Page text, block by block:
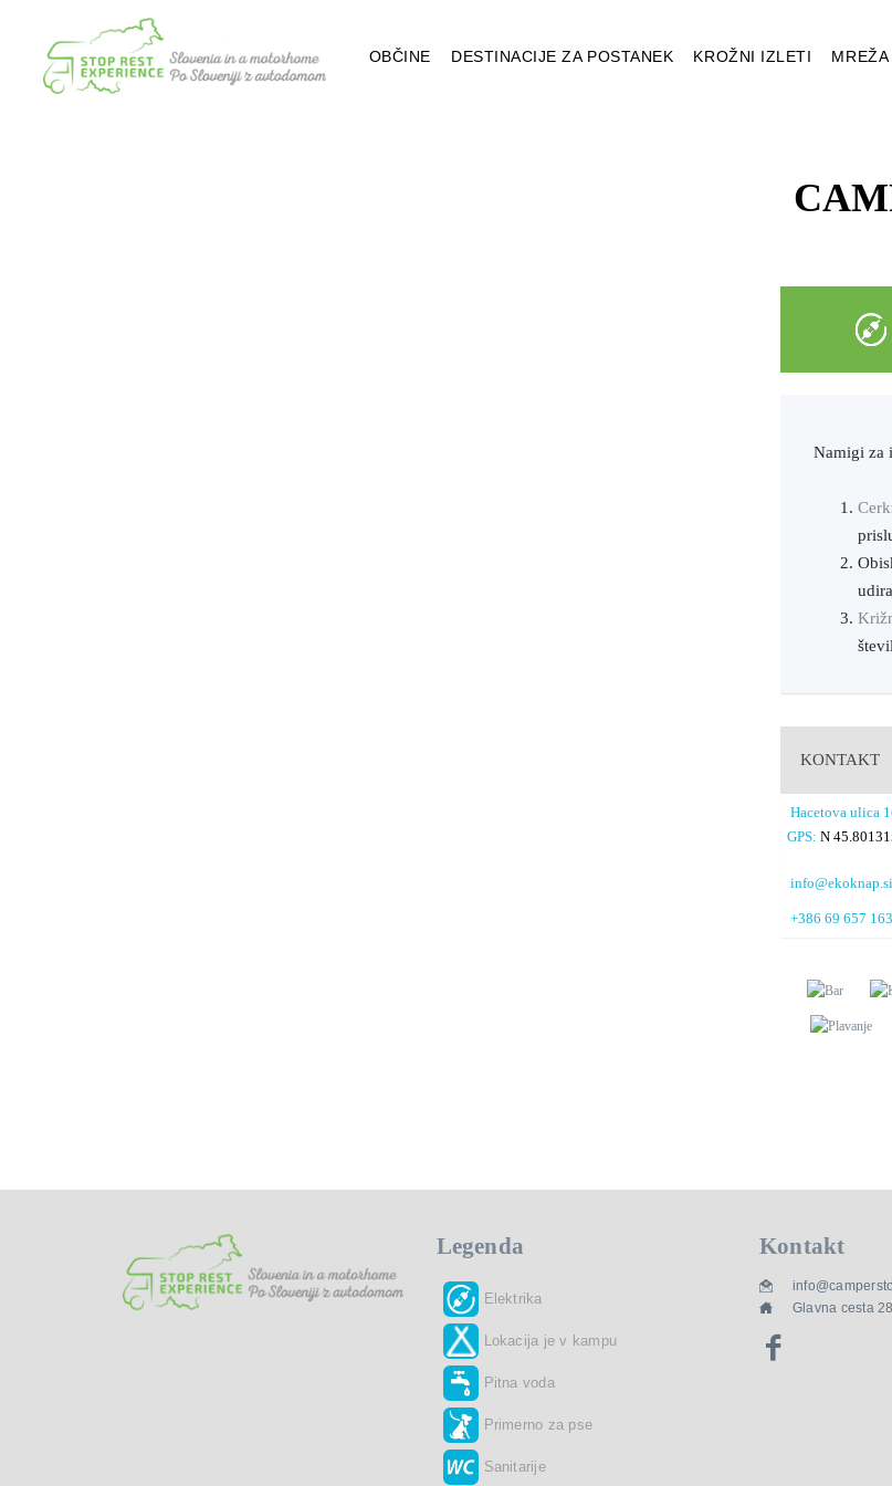
OBČINE DESTINACIJE ZA POSTANEK KROŽNI IZLETI
Namigi za
KONTAKT
Hacetova ulica
GPS: N
info@ekoknap.si
+386 69 657
Legenda
Elektrika
Lokacija je v kampu
Pitna voda
Primerno za pse
Sanitarije
Kontakt
Glavna cesta